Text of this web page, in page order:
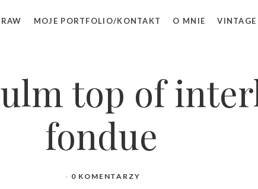
MOJE PORTFOLIO/KONTAKT O MNIE
top of
fondue
0 KOMENTARZY